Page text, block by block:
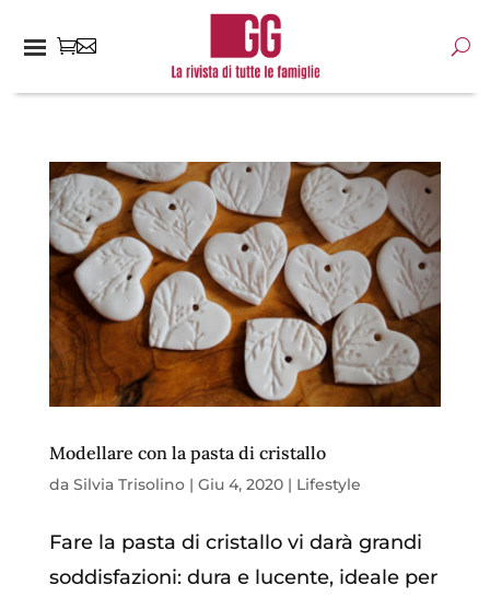
Modellare con la pasta di cristallo
da Silvia Trisolino| Giu 4, 2020| Lifestyle
Fare la pasta di cristallo vi darà grandi
soddisfazioni: dura e lucente, ideale per